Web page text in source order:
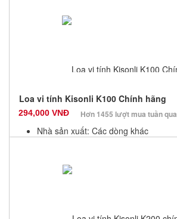
Số lượng: 100
Loa vi tính Kisonli K100 Chính hãng
294,000 VNĐ Hơn 1455 lượt mua tuần qua
Nhà sản xuất: Các dòng khác
Số lượng: 100